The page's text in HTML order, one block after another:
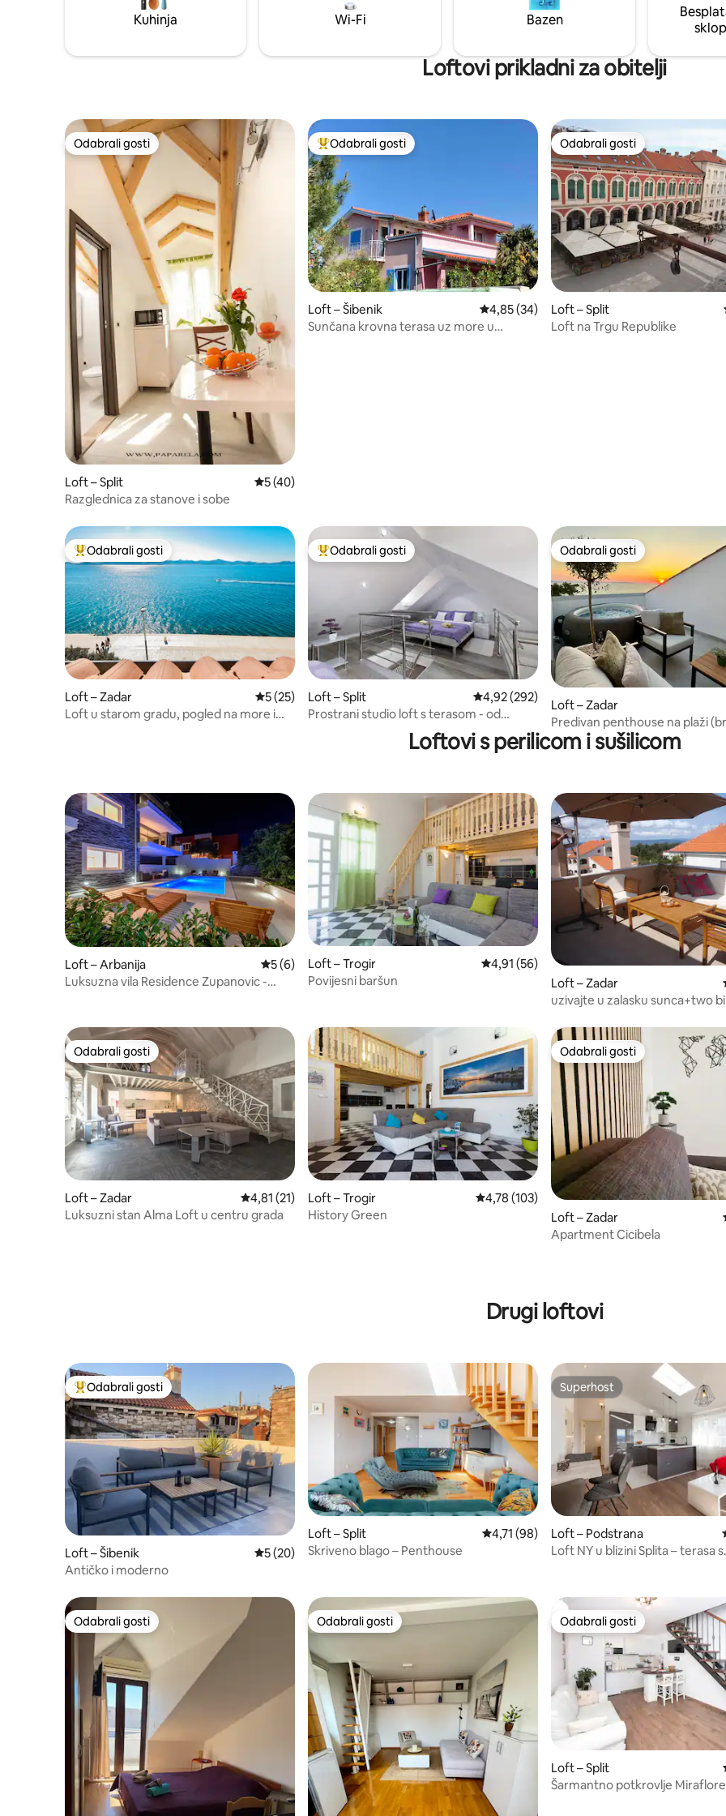
bežičnim internetom udaljen je 40
metara, a popularna plaža Kolovare
Kuhinja Wi-Fi Bazen
Loftovi prikladni za obitelji
Odabrali gosti
Odabrali gosti
Loft – Split Prosječna ocjena: 5/5, recenzija: 40
5 (40)
Razglednica za stanove i sobe
Među najviše rangiranima s oznakom „Odabrali gosti”
Odabrali gosti
Loft – Šibenik Prosječna ocjena: 4,85/5, recenzija: 34
4,85 (34)
Sunčana krovna terasa uz more u
Odabrali gosti
Odabrali gosti
Loft – Split
Loft na Trgu Republike
Među najviše rangiranima s oznakom „Odabrali gosti”
Odabrali gosti
Loft – Zadar Prosječna ocjena: 5/5, recenzija: 25
5 (25)
Loft u starom gradu, pogled na more i
Među najviše rangiranima s oznakom „Odabrali gosti”
Odabrali gosti
Loft – Split Prosječna ocjena: 4,92/5, recenzija: 292
4,92 (292)
Prostrani studio loft s terasom - od
Odabrali gosti
Odabrali gosti
Loft – Zadar
Predivan penthouse na plaži
Loftovi s perilicom i sušilicom
Loft – Arbanija Prosječna ocjena: 5/5, recenzija: 6
5 (6)
Luksuzna vila Residence Zupanovic -
Loft – Trogir Prosječna ocjena: 4,91/5, recenzija: 56
4,91 (56)
Povijesni baršun
Loft – Zadar
uzivajte u zalasku sunca+two
Odabrali gosti
Odabrali gosti
Loft – Zadar Prosječna ocjena: 4,81/5, recenzija: 21
4,81 (21)
Luksuzni stan Alma Loft u centru grada
Loft – Trogir Prosječna ocjena: 4,78/5, recenzija: 103
4,78 (103)
History Green
Odabrali gosti
Odabrali gosti
Loft – Zadar
Apartment Cicibela
Drugi loftovi
Među najviše rangiranima s oznakom „Odabrali gosti”
Odabrali gosti
Loft – Šibenik Prosječna ocjena: 5/5, recenzija: 20
5 (20)
Antičko i moderno
Loft – Split Prosječna ocjena: 4,71/5, recenzija: 98
4,71 (98)
Skriveno blago – Penthouse
Superhost
Superhost
Loft – Podstrana
Loft NY u blizini Splita – terasa s
Odabrali gosti
Odabrali gosti Odabrali gosti
Odabrali gosti Odabrali gosti
Odabrali gosti
Loft – Split
Šarmantno potkrovlje